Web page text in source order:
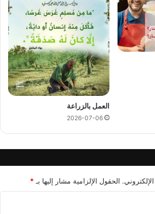
العمل بالزراعة
2026-07-06
الحقول الإلزامية مشار إليها بـ *